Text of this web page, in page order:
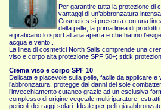
Per garantire tutta la protezione di
vantaggi di un’abbronzatura
Cosmetics si presenta con una
della pelle, la prima linea di
e praticano lo sport all’aria aperta e che hanno
acqua e vento..
La linea di cosmetici North Sails comprende una
viso e corpo alta protezione SPF 50+; stick
Crema viso e corpo SPF 10
Delicata e piacevole sulla pelle, facile da applicare
l’abbronzatura, protegge dai danni del sole
l’invecchiamento cutaneo grazie ad un esclusiva
complesso di origine vegetale multiriparatore:
pericoli dei raggi solari. Ideale per pelli già